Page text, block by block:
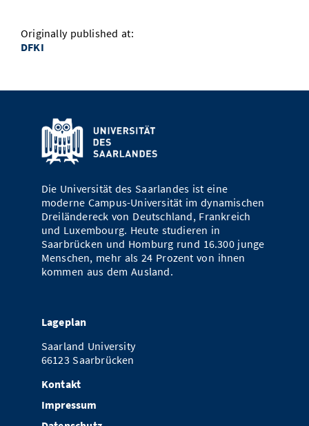
Originally published at:
DFKI
Die Universität des Saarlandes ist eine
moderne Campus-Universität im dynamischen
Dreiländereck von Deutschland, Frankreich
und Luxembourg. Heute studieren in
Saarbrücken und Homburg rund 16.300 junge
Menschen, mehr als 24 Prozent von ihnen
kommen aus dem Ausland.
Lageplan
Saarland University
66123 Saarbrücken
Kontakt
Impressum